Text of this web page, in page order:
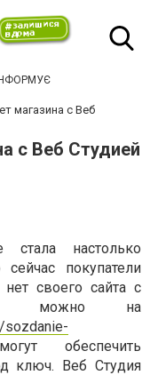
магазина с Веб
с Веб Студией
настолько
покупатели
своего сайта с
можно на
обеспечить
ключ. Веб Студия